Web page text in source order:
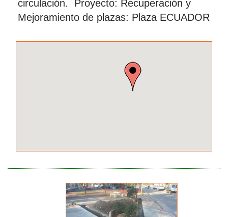
circulación. Proyecto: Recuperación y
Mejoramiento de plazas: Plaza ECUADOR